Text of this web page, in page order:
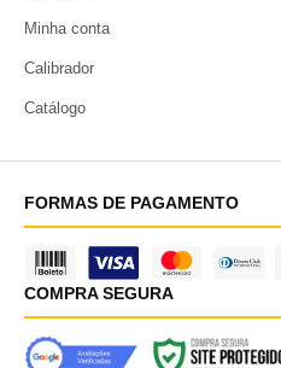
Minha conta
Calibrador
Catálogo
FORMAS DE PAGAMENTO
COMPRA SEGURA